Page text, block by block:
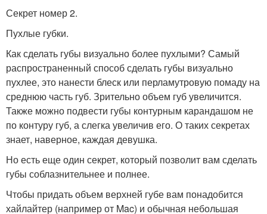
Секрет номер 2.
Пухлые губки.
Как сделать губы визуально более пухлыми? Самый
распространенный способ сделать губы визуально
пухлее, это нанести блеск или перламутровую помаду на
среднюю часть губ. Зрительно объем губ увеличится.
Также можно подвести губы контурным карандашом не
по контуру губ, а слегка увеличив его. О таких секретах
знает, наверное, каждая девушка.
Но есть еще один секрет, который позволит вам сделать
губы соблазнительнее и полнее.
Чтобы придать объем верхней губе вам понадобится
хайлайтер (например от Mac) и обычная небольшая